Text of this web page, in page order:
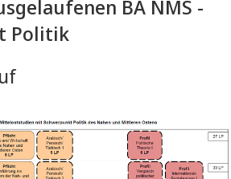
BA NMS -
Politik